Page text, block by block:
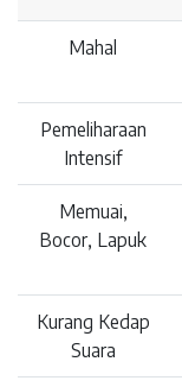
Mahal
Pemeliharaan
Intensif
Memuai,
Bocor, Lapuk
Kurang Kedap
Suara